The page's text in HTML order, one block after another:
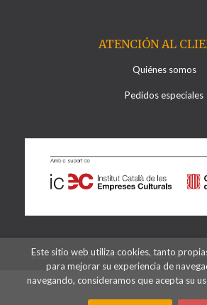
ATENCIÓN AL
Quiénes somos
Pedidos especiales
2026 ©Llibreria Al·lots. Todos los
Este sitio web utiliza cookies, tanto
para mejorar su experiencia de
navegando, consideramos que acepta su